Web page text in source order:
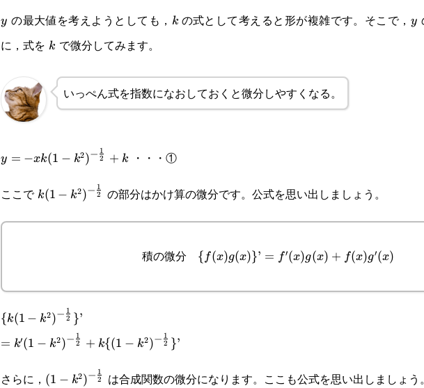
y
y の最大値を考えようとしても， k
k の式として考えると形が複雑です。そこで， y
y
に，式を k
k で微分してみます。
いっぺん式を指数になおしておくと微分しやすくなる。
y=-xk(1-
y = −xk(1 − k2)− 2
1
+ k ・・・①
ここで k(1-
k^2)^{\small{-
k(1 − k2)− 2
1 の部分はかけ算の微分です。公式を思い出しましょう。
積の微分
\
{ f(x)g(x)}’ = f′(x)g(x) + f(x)g′(x)
\{k(1-
k^2)^{\small{-
{k(1 − k2)− 2
1
}’
=k'(1-
= k′(1 − k2)− 2
1
+ k{(1 − k2)− 2
1
}’
さらに， (1-
(1 − k2)− 2
1 は合成関数の微分になります。ここも公式を思い出しましょう